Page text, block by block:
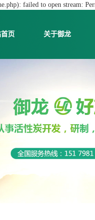
failed to open stream:
页 关于御龙